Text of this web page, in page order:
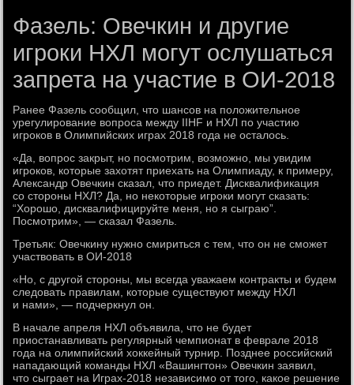
Фазель: Овечкин и другие
игроки НХЛ могут ослушаться
запрета на участие в ОИ-2018
Ранее Фазель сообщил, что шансов на положительное
урегулирование вопроса между IIHF и НХЛ по участию
игроков в Олимпийских играх 2018 года не осталось.
«Да, вопрос закрыт, но посмотрим, возможно, мы увидим
игроков, которые захотят приехать на Олимпиаду, к примеру,
Александр Овечкин сказал, что приедет. Дисквалификация
со стороны НХЛ? Да, но некоторые игроки могут сказать:
“Хорошо, дисквалифицируйте меня, но я сыграю”.
Посмотрим», — сказал Фазель.
Третьяк: Овечкину нужно смириться с тем, что он не сможет
участвовать в ОИ-2018
«Но, с другой стороны, мы всегда уважаем контракты и будем
следовать правилам, которые существуют между НХЛ
и нами», — подчеркнул он.
В начале апреля НХЛ объявила, что не будет
приостанавливать регулярный чемпионат в феврале 2018
года на олимпийский хоккейный турнир. Позднее российский
нападающий команды НХЛ «Вашингтон» Овечкин заявил,
что сыграет на Играх-2018 независимо от того, какое решение